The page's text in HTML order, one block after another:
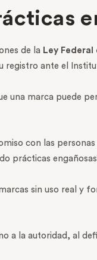
de la Ley
ante el
una marca puede
con las
prácticas
sin uso real y
a la autoridad, al